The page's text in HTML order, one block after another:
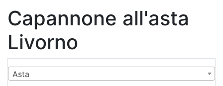
Capannone all'asta
Livorno
Asta